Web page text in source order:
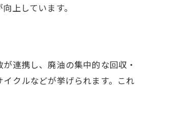
上しています。
連携し、廃油の集中的な回収・
クルなどが挙げられます。これ